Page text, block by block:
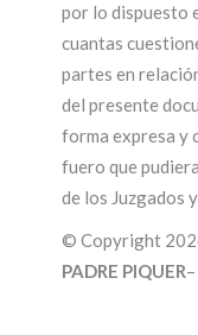
por lo dispuesto
cuantas
partes en
del presente
forma expresa y
fuero que
de los Juzgados
© Copyright
PADRE PIQUER